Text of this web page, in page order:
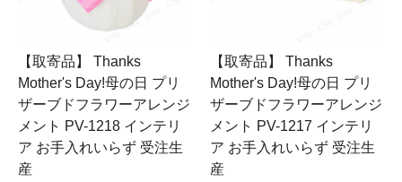
【取寄品】 Thanks
Mother's Day!母の日 プリ
ザーブドフラワーアレンジ
メント PV-1218 インテリ
ア お手入れいらず 受注生
産
【取寄品】 Thanks
Mother's Day!母の日 プリ
ザーブドフラワーアレンジ
メント PV-1217 インテリ
ア お手入れいらず 受注生
産